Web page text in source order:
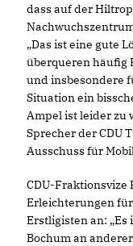
dass auf der
Das ist eine gute
überqueren häufig
und insbesondere
Situation ein
Ampel ist leider zu
Sprecher der CDU
Ausschuss für
CDU-Fraktionsvize
Erleichterungen
Erstligisten an: „Es
Bochum an